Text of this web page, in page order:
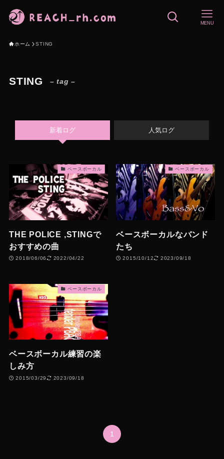
MENU
ホーム STING
STING – tag –
新着ログ 人気ログ
ベースボーカル
THE POLICE ,STINGで
おすすめの曲
2018/06/06 2022/04/22
ベースボーカル
ベースボーカルなバンド
たち
2015/10/12 2023/09/18
ベースボーカル
ベースボーカル練習の楽
しみ方
2015/03/29 2023/09/18
1